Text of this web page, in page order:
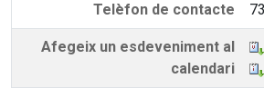
Telèfon de contacte
Afegeix un esdeveniment al
calendari